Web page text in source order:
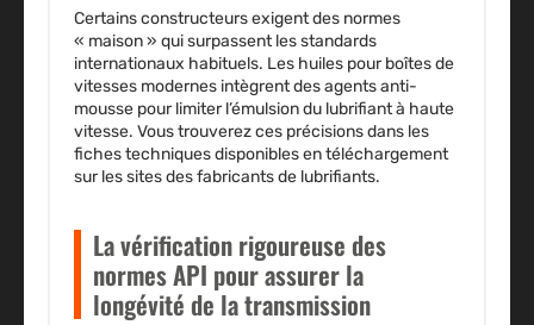
Certains constructeurs exigent des normes
« maison » qui surpassent les standards
internationaux habituels. Les huiles pour boîtes de
vitesses modernes intègrent des agents anti-
mousse pour limiter l’émulsion du lubrifiant à haute
vitesse. Vous trouverez ces précisions dans les
fiches techniques disponibles en téléchargement
sur les sites des fabricants de lubrifiants.
La vérification rigoureuse des
normes API pour assurer la
longévité de la transmission